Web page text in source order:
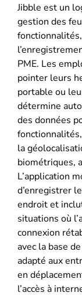
Jibble est un
gestion des
PME. Les
pointer leurs
portable ou
détermine
des données
la
biométriques,
L’application
d’enregistrer
endroit et
situations où
connexion
avec la base
adapté aux
en
l’accès à